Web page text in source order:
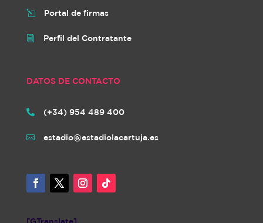
l Portal de firmas
i Perfil del Contratante
DATOS DE CONTACTO
 (+34) 954 489 400
 estadio@estadiolacartuja.es